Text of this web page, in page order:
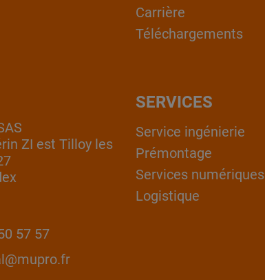
Carrière
Téléchargements
ZI est Tilloy les
57 57
SERVICES
Service ingénierie
Prémontage
Services numériques
Logistique